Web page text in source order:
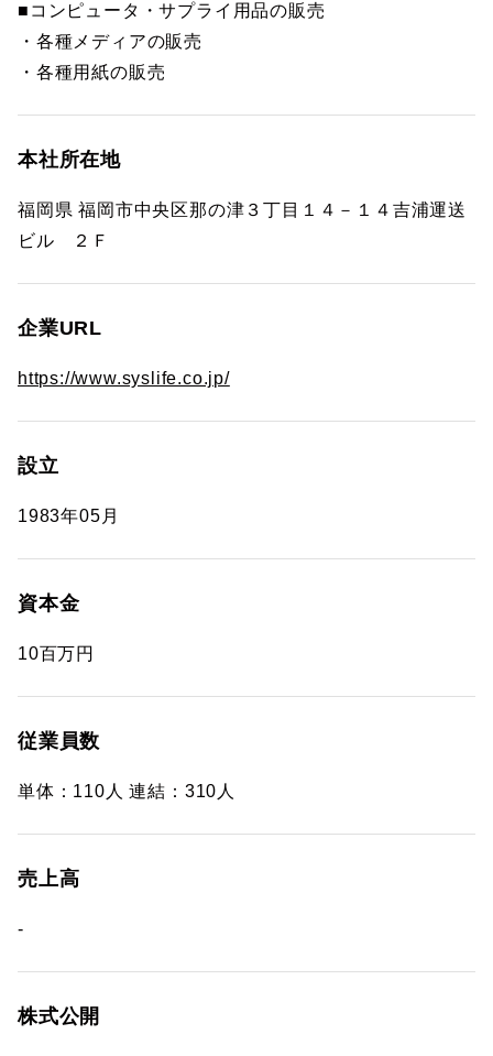
■コンピュータ・サプライ用品の販売
・各種メディアの販売
・各種用紙の販売
本社所在地
福岡県 福岡市中央区那の津３丁目１４－１４吉浦運送
ビル ２Ｆ
企業URL
https://www.syslife.co.jp/
設立
1983年05月
資本金
10百万円
従業員数
単体：110人 連結：310人
売上高
-
株式公開